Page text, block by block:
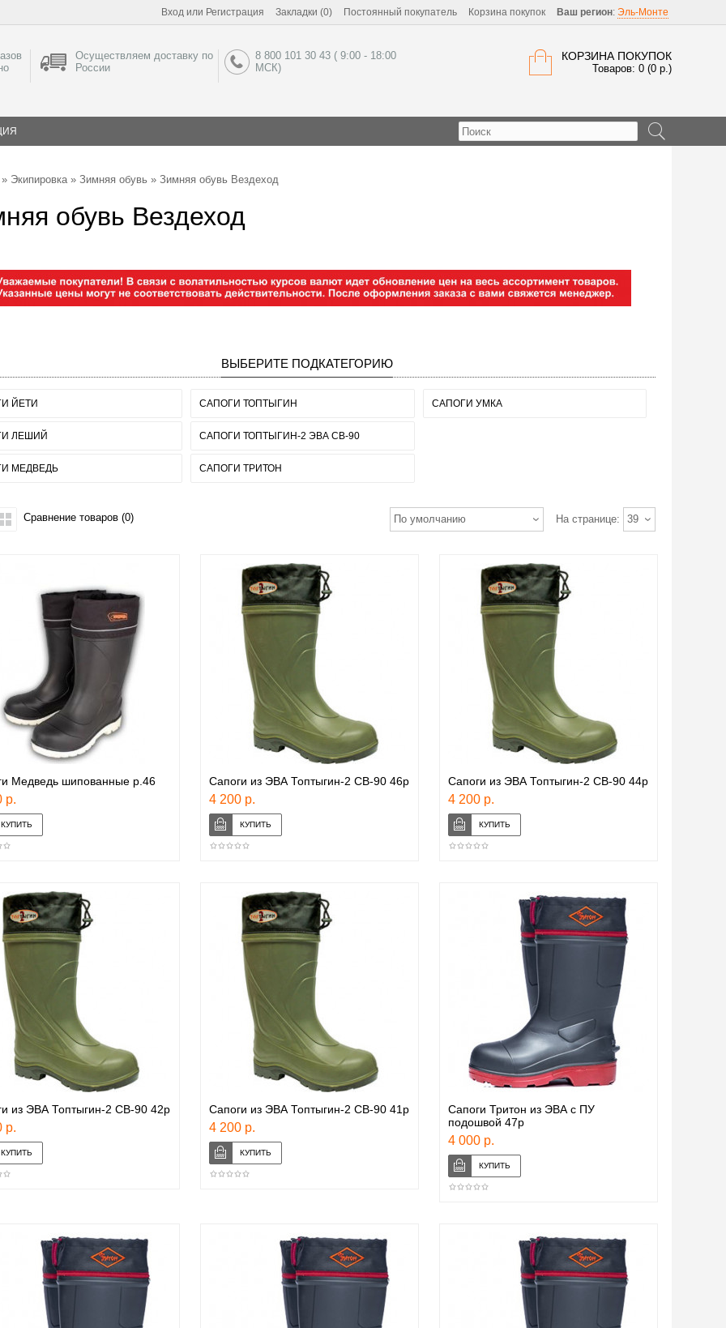
Вход или Регистрация Закладки (0) Постоянный покупатель Корзина покупок Ваш регион: Эль-Монте
КОРЗИНА ПОКУПОК
Товаров: 0 (0 р.)
Осуществляем доставку по
России
8 800 101 30 43 ( 9:00 - 18:00
МСК)
» Экипировка» Зимняя обувь » Зимняя обувь Вездеход
обувь Вездеход
ВЫБЕРИТЕ ПОДКАТЕГОРИЮ
ЙЕТИ
ЛЕШИЙ
МЕДВЕДЬ
САПОГИ ТОПТЫГИН
САПОГИ ТОПТЫГИН-2 ЭВА СВ-90
САПОГИ ТРИТОН
САПОГИ УМКА
На странице: 39
По умолчанию
Сравнение товаров (0)
Медведь шипованные р.46
р.
Сапоги из ЭВА Топтыгин-2 СВ-90 46р
4 200 р.
Сапоги из ЭВА Топтыгин-2 СВ-90 44р
4 200 р.
из ЭВА Топтыгин-2 СВ-90 42р
р.
Сапоги из ЭВА Топтыгин-2 СВ-90 41р
4 200 р.
Сапоги Тритон из ЭВА с ПУ
подошвой 47р
4 000 р.